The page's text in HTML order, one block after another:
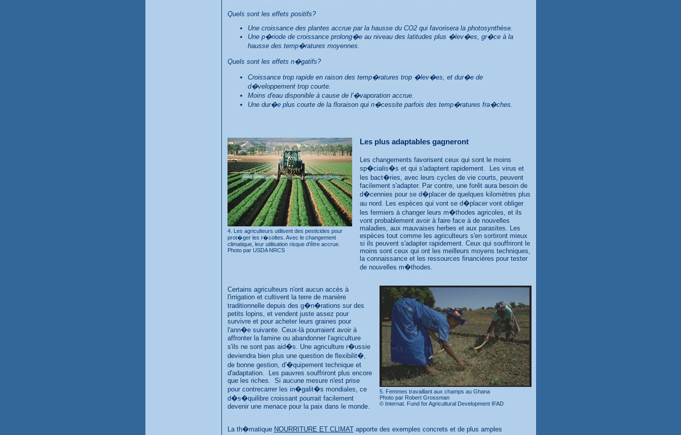
Quels sont les effets positifs?
Une croissance des plantes accrue par la hausse du CO2 qui favorisera la photosynthèse.
Une p�riode de croissance prolong�e au niveau des latitudes plus �lev�es, gr�ce à la
hausse des temp�ratures moyennes.
Quels sont les effets n�gatifs?
Croissance trop rapide en raison des temp�ratures trop �lev�es, et dur�e de
d�veloppement trop courte.
Moins d'eau disponible à cause de l'�vaporation accrue.
Une dur�e plus courte de la floraison qui n�cessite parfois des temp�ratures fra�ches.
4. Les agriculteurs utilisent des pesticides pour
prot�ger les r�coltes. Avec le changement
climatique, leur utilisation risque d'être accrue.
Photo par USDA NRCS
Les plus adaptables gagneront
Les changements favorisent ceux qui sont le moins
sp�cialis�s et qui s'adaptent rapidement. Les virus et
les bact�ries, avec leurs cycles de vie courts, peuvent
facilement s'adapter. Par contre, une forêt aura besoin de
d�cennies pour se d�placer de quelques kilomètres plus
au nord. Les espèces qui vont se d�placer vont obliger
les fermiers à changer leurs m�thodes agricoles, et ils
vont probablement avoir à faire face à de nouvelles
maladies, aux mauvaises herbes et aux parasites. Les
espèces tout comme les agriculteurs s'en sortiront mieux
si ils peuvent s'adapter rapidement. Ceux qui souffriront le
moins sont ceux qui ont les meilleurs moyens techniques,
la connaissance et les ressources financières pour tester
de nouvelles m�thodes.
Certains agriculteurs n'ont aucun accès à
l'irrigation et cultivent la terre de manière
traditionnelle depuis des g�n�rations sur des
petits lopins, et vendent juste assez pour
survivre et pour acheter leurs graines pour
l'ann�e suivante. Ceux-là pourraient avoir à
affronter la famine ou abandonner l'agriculture
s'ils ne sont pas aid�s. Une agriculture r�ussie
deviendra bien plus une question de flexibilit�,
de bonne gestion, d'�quipement technique et
d'adaptation. Les pauvres souffriront plus encore
que les riches. Si aucune mesure n'est prise
pour contrecarrer les in�galit�s mondiales, ce
d�s�quilibre croissant pourrait facilement
devenir une menace pour la paix dans le monde.
5. Femmes travaillant aux champs au Ghana
Photo par Robert Grossman
© Internat. Fund for Agricultural Development IFAD
La th�matique NOURRITURE ET CLIMATapporte des exemples concrets et de plus amples